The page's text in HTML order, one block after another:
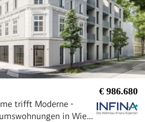
€ 986.680
trifft Moderne -
in Wien-